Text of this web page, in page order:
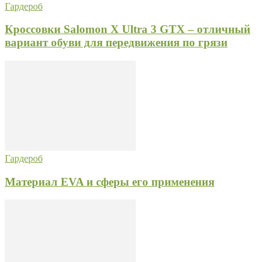
Гардероб
Кроссовки Salomon X Ultra 3 GTX – отличный
вариант обуви для передвижения по грязи
Гардероб
Материал EVA и сферы его применения